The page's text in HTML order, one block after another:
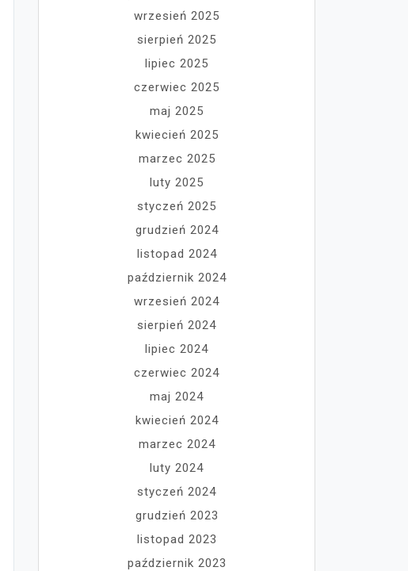
wrzesień 2025
sierpień 2025
lipiec 2025
czerwiec 2025
maj 2025
kwiecień 2025
marzec 2025
luty 2025
styczeń 2025
grudzień 2024
listopad 2024
październik 2024
wrzesień 2024
sierpień 2024
lipiec 2024
czerwiec 2024
maj 2024
kwiecień 2024
marzec 2024
luty 2024
styczeń 2024
grudzień 2023
listopad 2023
październik 2023